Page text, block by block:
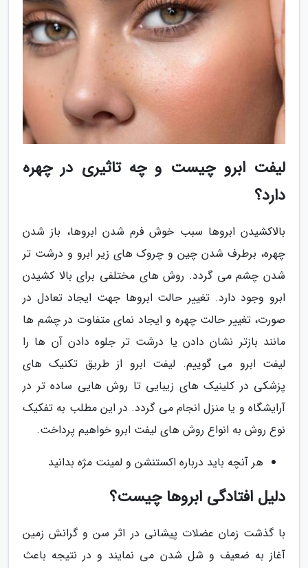
لیفت ابرو چیست و چه تاثیری در چهره
دارد؟
بالاکشیدن ابروها سبب خوش فرم شدن ابروها، باز شدن
چهره، برطرف شدن چین و چروک های زیر ابرو و درشت تر
شدن چشم می گردد. روش های مختلفی برای بالا کشیدن
ابرو وجود دارد. تغییر حالت ابروها جهت ایجاد تعادل در
صورت، تغییر حالت چهره و ایجاد نمای متفاوت در چشم ها
مانند بازتر نشان دادن یا درشت تر جلوه دادن آن ها را
لیفت ابرو می گوییم. لیفت ابرو از طریق تکنیک های
پزشکی در کلینیک های زیبایی تا روش هایی ساده تر در
آرایشگاه و یا منزل انجام می گردد. در این مطلب به تفکیک
نوع روش به انواع روش های لیفت ابرو خواهیم پرداخت.
هر آنچه باید درباره اکستنشن و لمینت مژه بدانید
دلیل افتادگی ابروها چیست؟
با گذشت زمان عضلات پیشانی در اثر سن و گرانش زمین
آغاز به ضعیف و شل شدن می نمایند و در نتیجه باعث